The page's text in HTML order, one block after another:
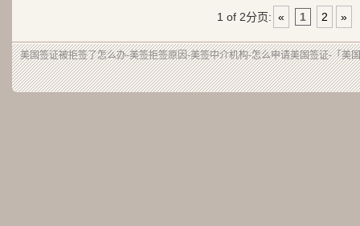
1 of 2分页: « 1 2 »
美国签证被拒签了怎么办-美签拒签原因-美签中介机构-怎么申请美国签证-「美